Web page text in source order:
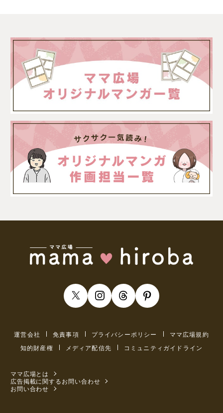
運営会社 免責事項 プライバシーポリシー
ママ広場規約
知的財産権
メディア配信先 コミュニティガイドライン
ママ広場とは
広告掲載に関するお問い合わせ
お問い合わせ